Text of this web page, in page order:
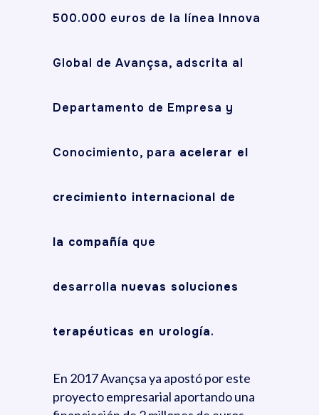
500.000 euros de la línea Innova
Global de Avançsa, adscrita al
Departamento de Empresa y
Conocimiento, para acelerar el
crecimiento internacional de
la compañía que
desarrolla nuevas soluciones
terapéuticas en urología.
En 2017 Avançsa ya apostó por este
proyecto empresarial aportando una